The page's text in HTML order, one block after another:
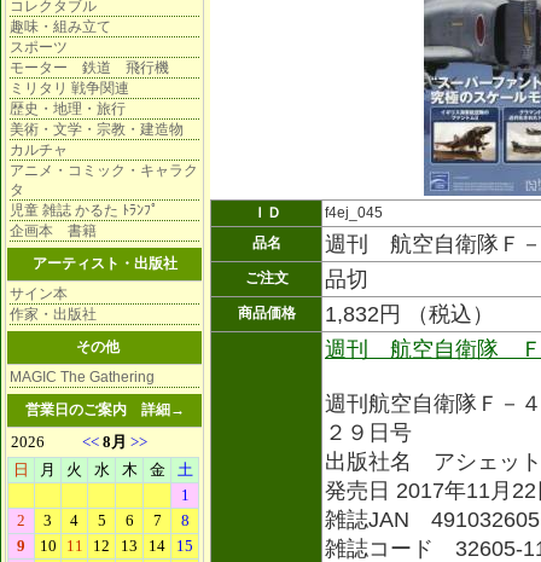
コレクタブル
趣味・組み立て
スポーツ
モーター 鉄道 飛行機
ミリタリ 戦争関連
歴史・地理・旅行
美術・文学・宗教・建造物
カルチャ
アニメ・コミック・キャラク
タ
児童 雑誌 かるた ﾄﾗﾝﾌﾟ
企画本 書籍
アーティスト・出版社
サイン本
作家・出版社
その他
MAGIC The Gathering
営業日のご案内 詳細→
ＩＤ
f4ej_045
品名
週刊 航空自衛隊Ｆ
ご注文 品切
商品価格 1,832円 （税込）
週刊 航空自衛隊 Ｆ
週刊航空自衛隊Ｆ－
２９日号
出版社名 アシェッ
発売日 2017年11月22
雑誌JAN
雑誌コード 32605-